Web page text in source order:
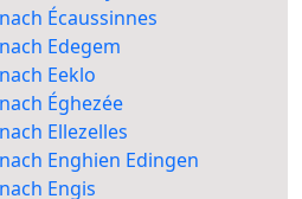
Écaussinnes
Edegem
Eeklo
Éghezée
Ellezelles
Enghien Edingen
Engis